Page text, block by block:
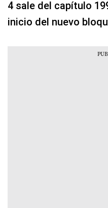
4 sale del capítulo
inicio del nuevo